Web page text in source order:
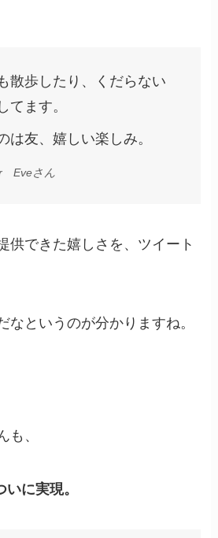
散歩したり、くだらない
てます。
は友、嬉しい楽しみ。
Eveさん
供できた嬉しさを、ツイート
なというのが分かりますね。
も、
に実現。